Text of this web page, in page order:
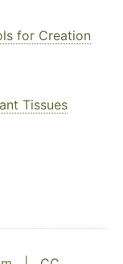
for Creation
Tissues